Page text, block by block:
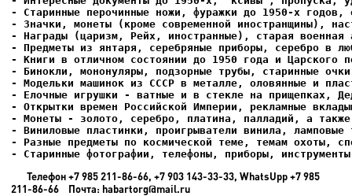
- Елочные игрушки - ватные и в стекле на прищепках,
- Старинные фотографии, телефоны, приборы,
Телефон +7 985 211-86-66, +7 903 143-33-33, WhatsUpp +7 985
211-86-66 Почта: habartorg@mail.ru